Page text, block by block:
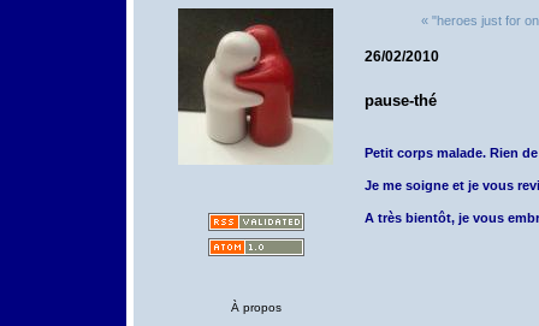
À propos
« "heroes just for
26/02/2010
pause-thé
Petit corps malade. Rien
Je me soigne et je vous
A très bientôt, je vous